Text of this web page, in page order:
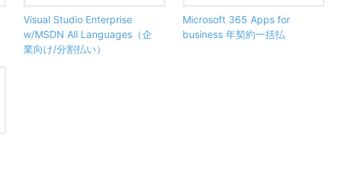
Visual Studio Enterprise
w/MSDN All Languages（企
業向け/分割払い）
Microsoft 365 Apps for
business 年契約一括払